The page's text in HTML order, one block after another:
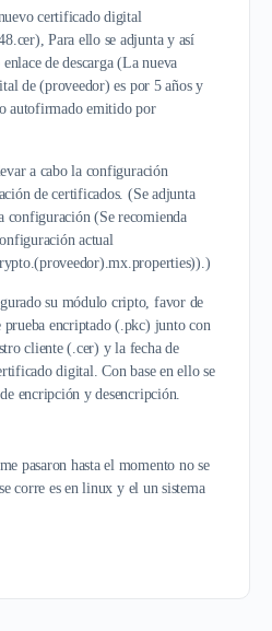
certificado digital
Para ello se adjunta y así
de descarga (La nueva
de (proveedor) es por 5 años y
autofirmado emitido por
a cabo la configuración
de certificados. (Se adjunta
configuración (Se recomienda
actual
su módulo cripto, favor de
encriptado (.pkc) junto con
cliente (.cer) y la fecha de
digital. Con base en ello se
encripción y desencripción.
pasaron hasta el momento no se
corre es en linux y el un sistema